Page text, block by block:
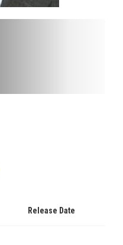
Release Date